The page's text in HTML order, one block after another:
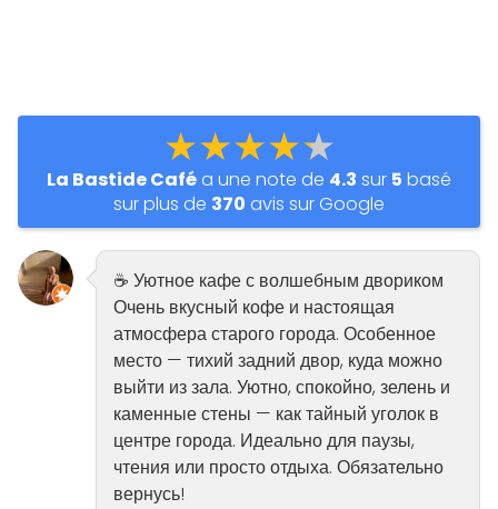
★★★★★
La Bastide Caféa une note de 4.3 sur 5 basé
sur plus de 370 avis sur Google
☕ Уютное кафе с волшебным двориком
Очень вкусный кофе и настоящая
атмосфера старого города. Особенное
место — тихий задний двор, куда можно
выйти из зала. Уютно, спокойно, зелень и
каменные стены — как тайный уголок в
центре города. Идеально для паузы,
чтения или просто отдыха. Обязательно
вернусь!